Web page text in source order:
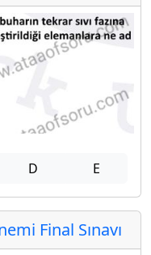
D E
Final Sınavı